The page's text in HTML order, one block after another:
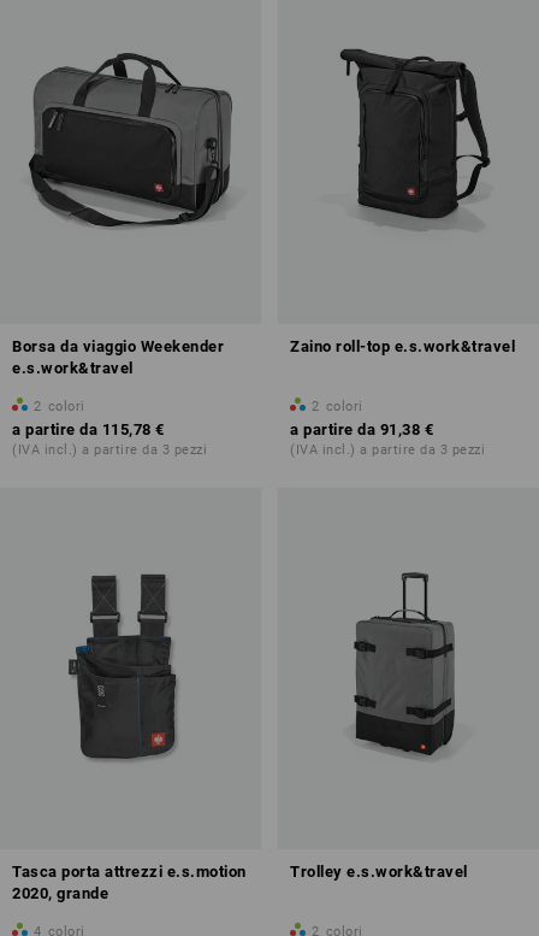
Borsa da viaggio Weekender
e.s.work&travel
2 colori
a partire da 115,78 €
(IVA incl.) a partire da 3 pezzi
Zaino roll-top e.s.work&travel
2 colori
a partire da 91,38 €
(IVA incl.) a partire da 3 pezzi
Tasca porta attrezzi e.s.motion
2020, grande
4 colori
Trolley e.s.work&travel
2 colori